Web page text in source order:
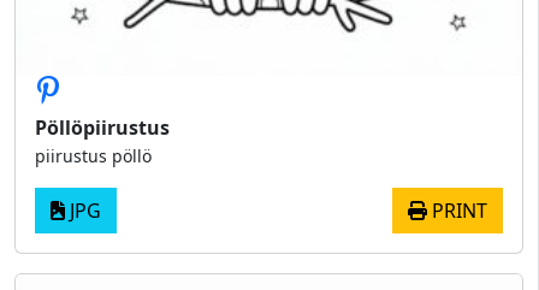
Pöllöpiirustus
piirustus pöllö
JPG PRINT